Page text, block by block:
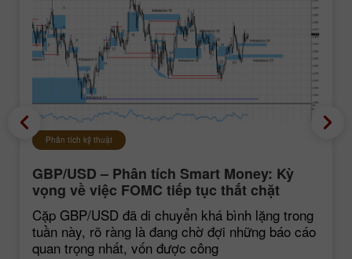
Phân tích kỹ thuật
GBP/USD – Phân tích Smart Money: Kỳ
vọng về việc FOMC tiếp tục thắt chặt
chính sách vẫn ở mức thấp
Cặp GBP/USD đã di chuyển khá bình lặng trong
tuần này, rõ ràng là đang chờ đợi những báo cáo
quan trọng nhất, vốn được công